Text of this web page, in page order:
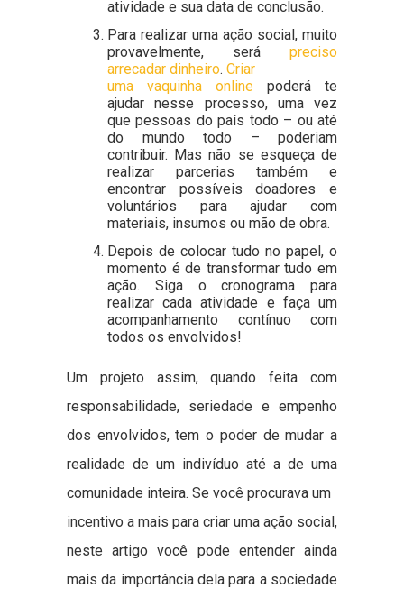
atividade e sua data de conclusão.
Para realizar uma ação social, muito
provavelmente, será preciso
arrecadar dinheiro. Criar
uma vaquinha online poderá te
ajudar nesse processo, uma vez
que pessoas do país todo – ou até
do mundo todo – poderiam
contribuir. Mas não se esqueça de
realizar parcerias também e
encontrar possíveis doadores e
voluntários para ajudar com
materiais, insumos ou mão de obra.
Depois de colocar tudo no papel, o
momento é de transformar tudo em
ação. Siga o cronograma para
realizar cada atividade e faça um
acompanhamento contínuo com
todos os envolvidos!
Um projeto assim, quando feita com
responsabilidade, seriedade e empenho
dos envolvidos, tem o poder de mudar a
realidade de um indivíduo até a de uma
comunidade inteira. Se você procurava um
incentivo a mais para criar uma ação social,
neste artigo você pode entender ainda
mais da importância dela para a sociedade